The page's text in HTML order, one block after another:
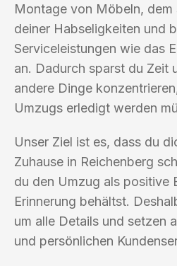
Montage von Möbeln, dem
deiner Habseligkeiten und
Serviceleistungen wie das
an. Dadurch sparst du Zeit
andere Dinge
Umzugs erledigt werden
Unser Ziel ist es, dass du
Zuhause in Reichenberg
du den Umzug als positive
Erinnerung behältst.
um alle Details und setzen
und persönlichen